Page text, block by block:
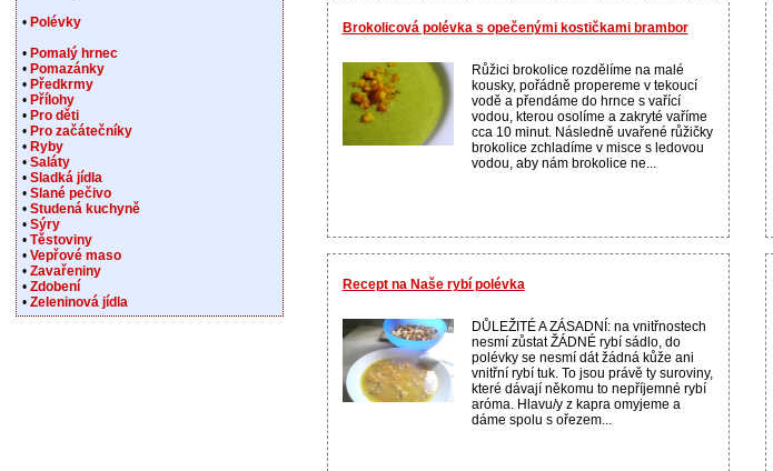
Brokolicová polévka s opečenými kostičkami brambor
Růžici brokolice rozdělíme na malé
kousky, pořádně propereme v tekoucí
vodě a přendáme do hrnce s vařící
vodou, kterou osolíme a zakryté vaříme
cca 10 minut. Následně uvařené růžičky
brokolice zchladíme v misce s ledovou
vodou, aby nám brokolice ne...
Recept na Naše rybí polévka
DŮLEŽITÉ A ZÁSADNÍ: na vnitřnostech
nesmí zůstat ŽÁDNÉ rybí sádlo, do
polévky se nesmí dát žádná kůže ani
vnitřní rybí tuk. To jsou právě ty suroviny,
které dávají někomu to nepříjemné rybí
aróma. Hlavu/y z kapra omyjeme a
dáme spolu s ořezem...
• Polévky
• Pomalý hrnec
• Pomazánky
• Předkrmy
• Přílohy
• Pro děti
• Pro začátečníky
• Ryby
• Saláty
• Sladká jídla
• Slané pečivo
• Studená kuchyně
• Sýry
• Těstoviny
• Vepřové maso
• Zavařeniny
• Zdobení
• Zeleninová jídla